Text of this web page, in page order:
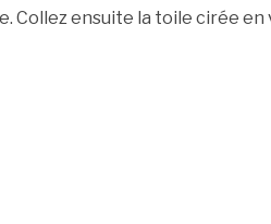
Collez ensuite la toile cirée en